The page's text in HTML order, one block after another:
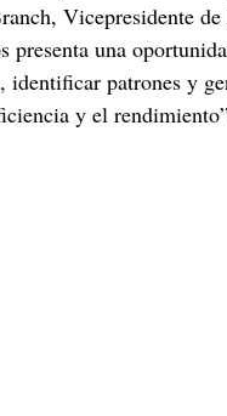
Vicepresidente
presenta una
identificar patrones y
y el